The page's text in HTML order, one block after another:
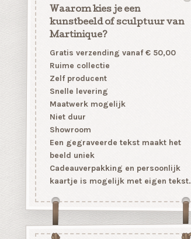
Waarom kies je een
kunstbeeld of sculptuur van
Martinique?
Gratis verzending vanaf € 50,00
Ruime collectie
Zelf producent
Snelle levering
Maatwerk mogelijk
Niet duur
Showroom
Een gegraveerde tekst maakt het
beeld uniek
Cadeauverpakking en persoonlijk
kaartje is mogelijk met eigen tekst.